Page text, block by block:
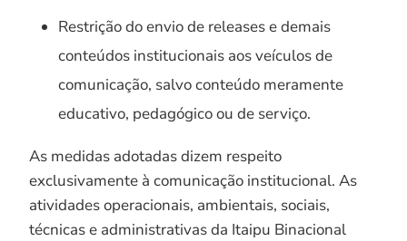
Restrição do envio de releases e demais
conteúdos institucionais aos veículos de
comunicação, salvo conteúdo meramente
educativo, pedagógico ou de serviço.
As medidas adotadas dizem respeito
exclusivamente à comunicação institucional. As
atividades operacionais, ambientais, sociais,
técnicas e administrativas da Itaipu Binacional